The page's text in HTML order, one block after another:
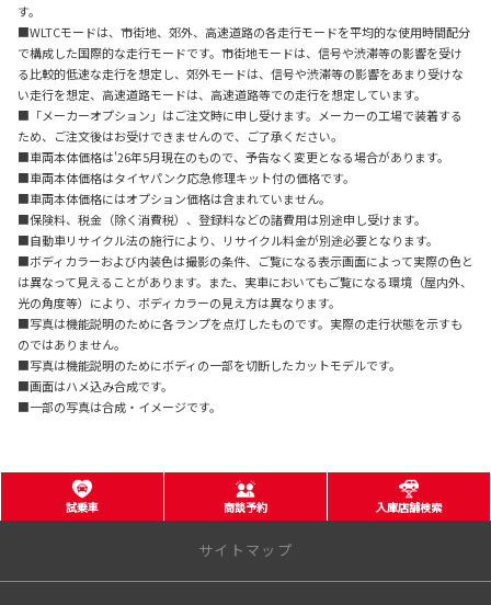
す。
■WLTCモードは、市街地、郊外、高速道路の各走行モードを平均的な使用時間配分
で構成した国際的な走行モードです。市街地モードは、信号や渋滞等の影響を受け
る比較的低速な走行を想定し、郊外モードは、信号や渋滞等の影響をあまり受けな
い走行を想定、高速道路モードは、高速道路等での走行を想定しています。
■「メーカーオプション」はご注文時に申し受けます。メーカーの工場で装着する
ため、ご注文後はお受けできませんので、ご了承ください。
■車両本体価格は'26年5月現在のもので、予告なく変更となる場合があります。
■車両本体価格はタイヤパンク応急修理キット付の価格です。
■車両本体価格にはオプション価格は含まれていません。
■保険料、税金（除く消費税）、登録料などの諸費用は別途申し受けます。
■自動車リサイクル法の施行により、リサイクル料金が別途必要となります。
■ボディカラーおよび内装色は撮影の条件、ご覧になる表示画面によって実際の色と
は異なって見えることがあります。また、実車においてもご覧になる環境（屋内外、
光の角度等）により、ボディカラーの見え方は異なります。
■写真は機能説明のために各ランプを点灯したものです。実際の走行状態を示すも
のではありません。
■写真は機能説明のためにボディの一部を切断したカットモデルです。
■画面はハメ込み合成です。
■一部の写真は合成・イメージです。
試乗車 商談予約 入庫店舗検索
サイトマップ